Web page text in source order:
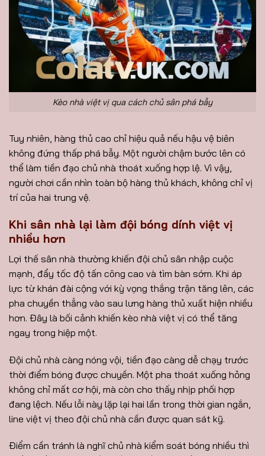
Kèo nhà việt vị qua cách chủ sân phá bẫy
Tuy nhiên, hàng thủ cao chỉ hiệu quả nếu hậu vệ biên
không đứng thấp phá bẫy. Một người chậm bước lên có
thể làm tiền đạo chủ nhà thoát xuống hợp lệ. Vì vậy,
người chơi cần nhìn toàn bộ hàng thủ khách, không chỉ vị
trí của hai trung vệ.
Khi sân nhà lại làm đội bóng dính việt vị
nhiều hơn
Lợi thế sân nhà thường khiến đội chủ sân nhập cuộc
mạnh, đẩy tốc độ tấn công cao và tìm bàn sớm. Khi áp
lực từ khán đài cộng với kỳ vọng thắng trận tăng lên, các
pha chuyền thẳng vào sau lưng hàng thủ xuất hiện nhiều
hơn. Đây là bối cảnh khiến kèo nhà việt vị có thể tăng
ngay trong hiệp một.
Đội chủ nhà càng nóng vội, tiền đạo càng dễ chạy trước
thời điểm bóng được chuyền. Một pha thoát xuống hỏng
không chỉ mất cơ hội, mà còn cho thấy nhịp phối hợp
đang lệch. Nếu lỗi này lặp lại hai lần trong thời gian ngắn,
line việt vị theo đội chủ nhà cần được quan sát kỹ.
Điểm cần tránh là nghĩ chủ nhà kiểm soát bóng nhiều thì